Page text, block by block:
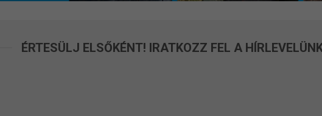
ÉRTESÜLJ ELSŐKÉNT! IRATKOZZ FEL A